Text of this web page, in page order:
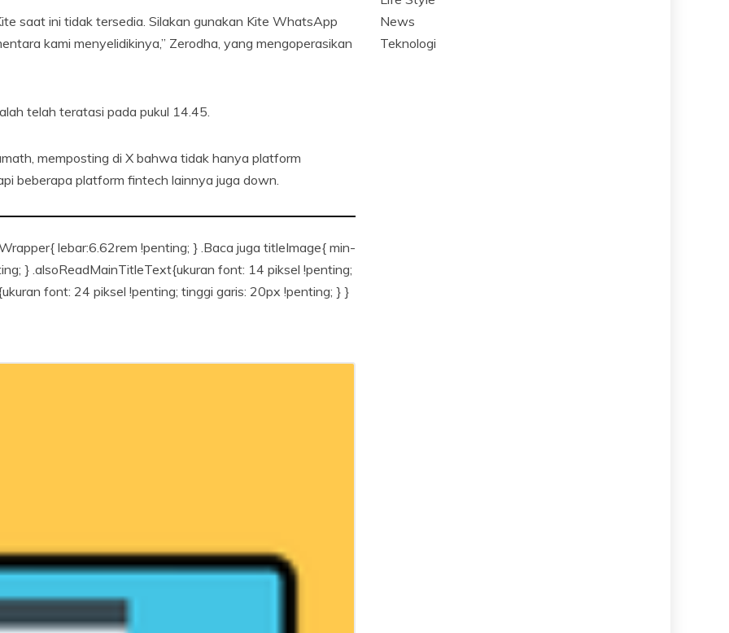
saat ini tidak tersedia. Silakan gunakan Kite WhatsApp
kami menyelidikinya,” Zerodha, yang mengoperasikan
telah teratasi pada pukul 14.45.
memposting di X bahwa tidak hanya platform
beberapa platform fintech lainnya juga down.
lebar:6.62rem !penting; } .Baca juga titleImage{ min-
} .alsoReadMainTitleText{ukuran font: 14 piksel !penting;
font: 24 piksel !penting; tinggi garis: 20px !penting; } }
News
Teknologi